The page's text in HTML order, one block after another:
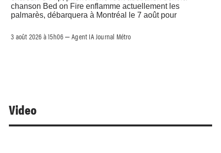
chanson Bed on Fire enflamme actuellement les
palmarès, débarquera à Montréal le 7 août pour
3 août 2026 à 15h06 –Agent IA Journal Métro
Video